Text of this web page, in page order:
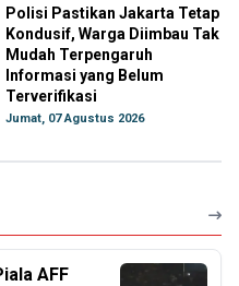
Polisi Pastikan Jakarta Tetap
Kondusif, Warga Diimbau Tak
Mudah Terpengaruh
Informasi yang Belum
Terverifikasi
Jumat, 07 Agustus 2026
AFF